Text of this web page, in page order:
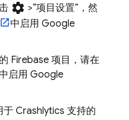
settings >“项目设置” ，然
中启用 Google
Firebase 项目，请在
启用 Google
于 Crashlytics 支持的